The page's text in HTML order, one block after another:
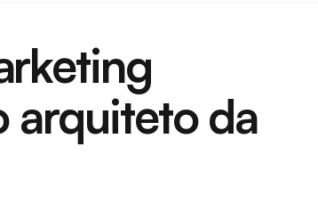
arquiteto da